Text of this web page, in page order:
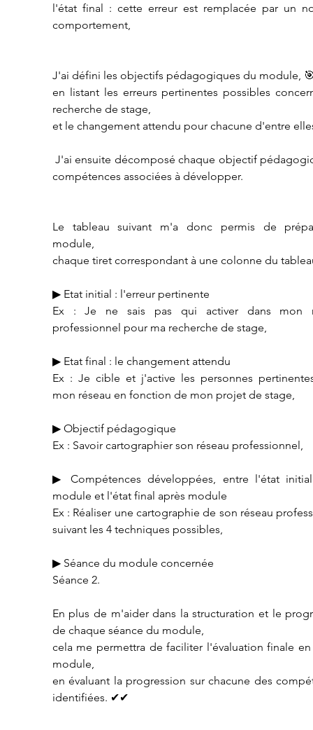
l'état final : cette erreur est remplacée par un
comportement,
J'ai défini les objectifs pédagogiques du module,
en listant les erreurs pertinentes possibles
recherche de stage,
et le changement attendu pour chacune d'entre
J'ai ensuite décomposé chaque objectif pédagogique en
compétences associées à développer.
Le tableau suivant m'a donc permis de
module,
chaque tiret correspondant à une colonne du
▶ Etat initial : l'erreur pertinente
Ex : Je ne sais pas qui activer dans mon
professionnel pour ma recherche de stage,
▶ Etat final : le changement attendu
Ex : Je cible et j'active les personnes
mon réseau en fonction de mon projet de stage,
▶ Objectif pédagogique
Ex : Savoir cartographier son réseau professionnel,
▶ Compétences développées, entre l'état
module et l'état final après module
Ex : Réaliser une cartographie de son réseau
suivant les 4 techniques possibles,
▶ Séance du module concernée
Séance 2.
En plus de m'aider dans la structuration et le
de chaque séance du module,
cela me permettra de faciliter l'évaluation finale
module,
en évaluant la progression sur chacune des
identifiées. ✔✔